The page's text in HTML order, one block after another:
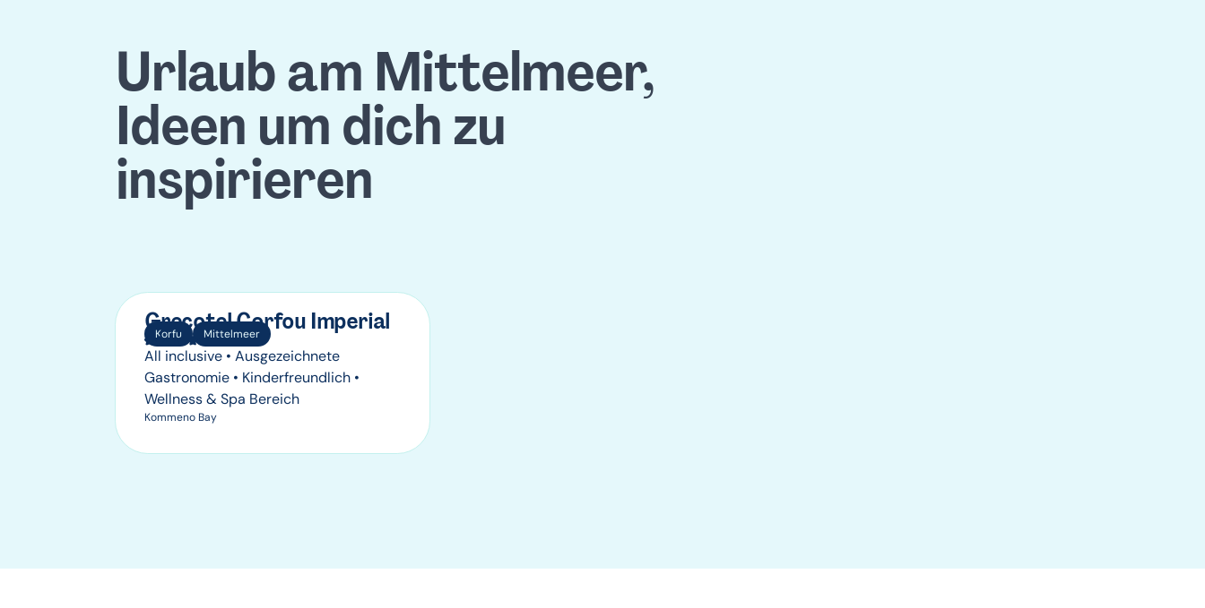
Urlaub am Mittelmeer,
Ideen um dich zu
inspirieren
Korfu Mittelmeer
Grecotel Corfou Imperial
All inclusive • Ausgezeichnete
Gastronomie • Kinderfreundlich •
Wellness & Spa Bereich
Kommeno Bay